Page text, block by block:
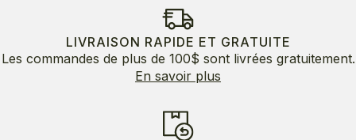
LIVRAISON RAPIDE ET GRATUITE
Les commandes de plus de 100$ sont livrées gratuitement.
En savoir plus